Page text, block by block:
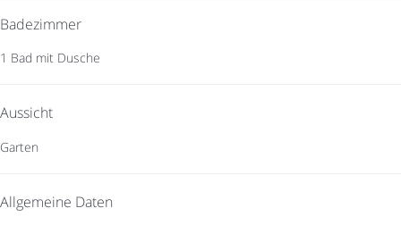
Badezimmer
1 Bad mit Dusche
Aussicht
Garten
Allgemeine Daten